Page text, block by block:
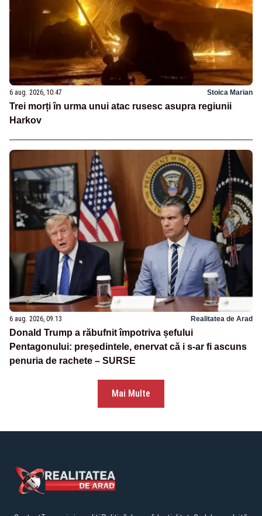
6 aug. 2026, 10:47 Stoica Marian
Trei morți în urma unui atac rusesc asupra regiunii
Harkov
6 aug. 2026, 09:13 Realitatea de Arad
Donald Trump a răbufnit împotriva șefului
Pentagonului: președintele, enervat că i s-ar fi ascuns
penuria de rachete – SURSE
Mai Multe